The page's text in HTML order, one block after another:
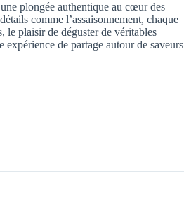
plongée authentique au cœur des
comme l’assaisonnement, chaque
le plaisir de déguster de véritables
expérience de partage autour de saveurs